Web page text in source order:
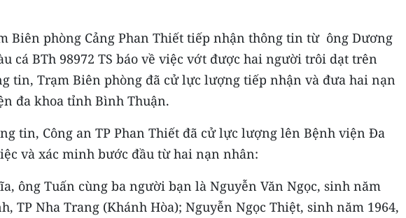
Biên phòng Cảng Phan Thiết tiếp nhận thông tin từ ông Dương
cá BTh 98972 TS báo về việc vớt được hai người trôi dạt trên
tin, Trạm Biên phòng đã cử lực lượng tiếp nhận và đưa hai nạn
đa khoa tỉnh Bình Thuận.
tin, Công an TP Phan Thiết đã cử lực lượng lên Bệnh viện Đa
và xác minh bước đầu từ hai nạn nhân:
ông Tuấn cùng ba người bạn là Nguyễn Văn Ngọc, sinh năm
TP Nha Trang (Khánh Hòa); Nguyễn Ngọc Thiệt, sinh năm 1964,